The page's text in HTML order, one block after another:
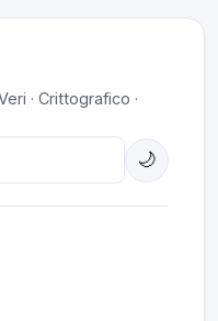
· Crittografico ·
🌙